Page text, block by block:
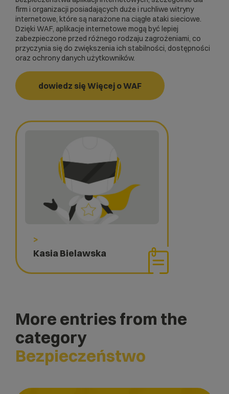
>
Kasia Bielawska
firm i organizacji posiadających duże i ruchliwe witryny
internetowe, które są narażone na ciągłe ataki sieciowe.
Dzięki WAF, aplikacje internetowe mogą być lepiej
zabezpieczone przed różnego rodzaju zagrożeniami, co
przyczynia się do zwiększenia ich stabilności, dostępności
oraz ochrony danych użytkowników.
dowiedz się Więcej o WAF
More entries from the
category
Bezpieczeństwo